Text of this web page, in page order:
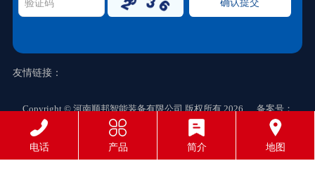
确认提交
友情链接：
Copyright © 河南顺邦智能装备有限公司 版权所有 2026 备案号：
豫ICP备2023006903号-1
网站支持IPV6
电话 产品 简介 地图